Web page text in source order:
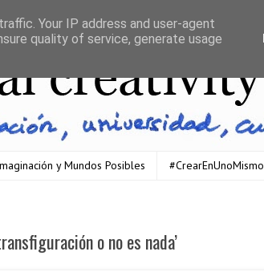
y Mundos Posibles #CrearEnUnoMismo
o no es nada’
Your IP address and user-agent
quality of service, generate usage